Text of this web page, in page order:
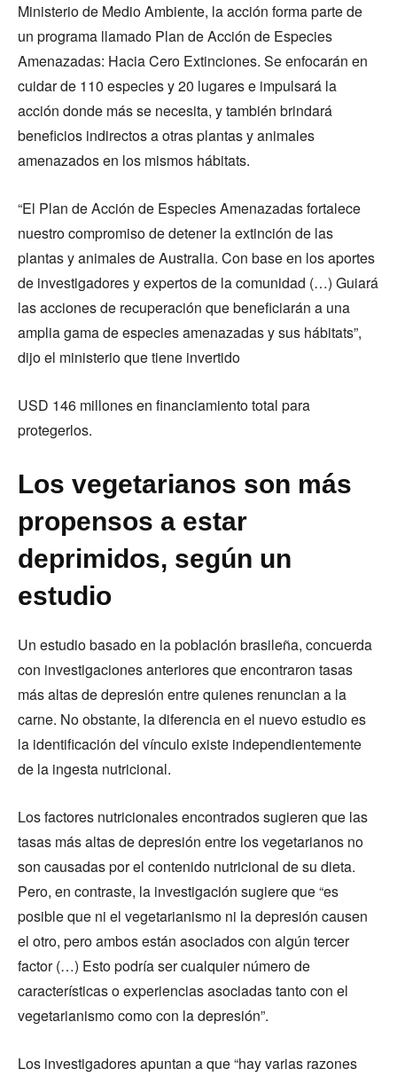
Ministerio de Medio Ambiente, la acción forma parte de
un programa llamado Plan de Acción de Especies
Amenazadas: Hacia Cero Extinciones. Se enfocarán en
cuidar de 110 especies y 20 lugares e impulsará la
acción donde más se necesita, y también brindará
beneficios indirectos a otras plantas y animales
amenazados en los mismos hábitats.
“El Plan de Acción de Especies Amenazadas fortalece
nuestro compromiso de detener la extinción de las
plantas y animales de Australia. Con base en los aportes
de investigadores y expertos de la comunidad (…) Guiará
las acciones de recuperación que beneficiarán a una
amplia gama de especies amenazadas y sus hábitats”,
dijo el ministerio que tiene invertido
USD 146 millones en financiamiento total para
protegerlos.
Los vegetarianos son más
propensos a estar
deprimidos, según un
estudio
Un estudio basado en la población brasileña, concuerda
con investigaciones anteriores que encontraron tasas
más altas de depresión entre quienes renuncian a la
carne. No obstante, la diferencia en el nuevo estudio es
la identificación del vínculo existe independientemente
de la ingesta nutricional.
Los factores nutricionales encontrados sugieren que las
tasas más altas de depresión entre los vegetarianos no
son causadas por el contenido nutricional de su dieta.
Pero, en contraste, la investigación sugiere que “es
posible que ni el vegetarianismo ni la depresión causen
el otro, pero ambos están asociados con algún tercer
factor (…) Esto podría ser cualquier número de
características o experiencias asociadas tanto con el
vegetarianismo como con la depresión”.
Los investigadores apuntan a que “hay varias razones